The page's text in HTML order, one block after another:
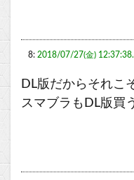
8: 2018/07/27(金)
DL版だからそれこ
スマブラもDL版買